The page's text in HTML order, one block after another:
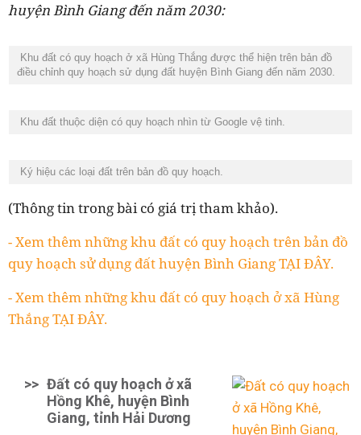
huyện Bình Giang đến năm 2030:
Khu đất có quy hoạch ở xã Hùng Thắng được thể hiện trên bản đồ
điều chỉnh quy hoạch sử dụng đất huyện Bình Giang đến năm 2030.
Khu đất thuộc diện có quy hoạch nhìn từ Google vệ tinh.
Ký hiệu các loại đất trên bản đồ quy hoạch.
(Thông tin trong bài có giá trị tham khảo).
- Xem thêm những khu đất có quy hoạch trên bản đồ
quy hoạch sử dụng đất huyện Bình Giang TẠI ĐÂY.
- Xem thêm những khu đất có quy hoạch ở xã Hùng
Thắng TẠI ĐÂY.
>> Đất có quy hoạch ở xã
Hồng Khê, huyện Bình
Giang, tỉnh Hải Dương